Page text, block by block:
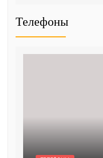
Телефоны